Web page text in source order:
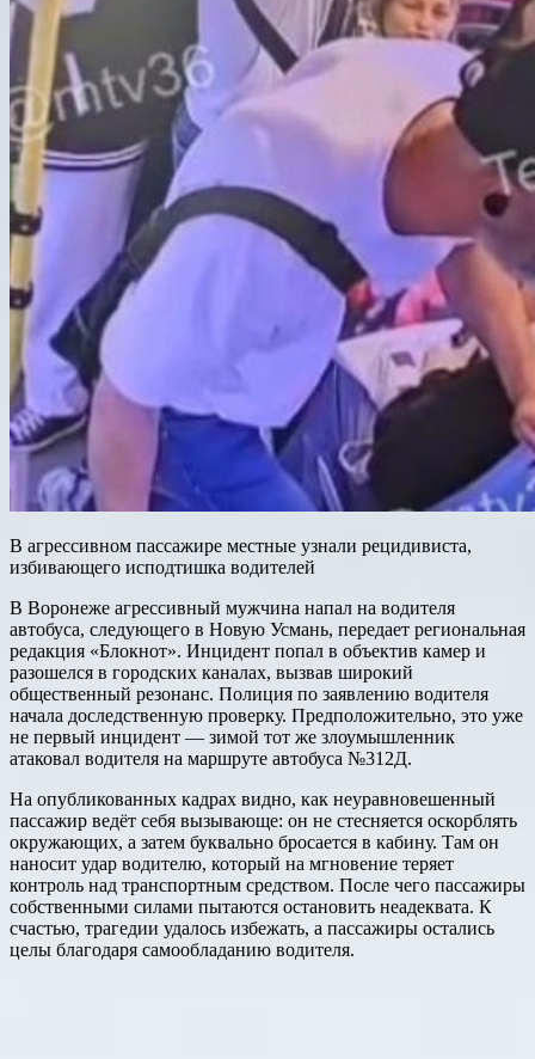
В агрессивном пассажире местные узнали рецидивиста,
избивающего исподтишка водителей
В Воронеже агрессивный мужчина напал на водителя
автобуса, следующего в Новую Усмань, передает региональная
редакция «Блокнот». Инцидент попал в объектив камер и
разошелся в городских каналах, вызвав широкий
общественный резонанс. Полиция по заявлению водителя
начала доследственную проверку. Предположительно, это уже
не первый инцидент — зимой тот же злоумышленник
атаковал водителя на маршруте автобуса №312Д.
На опубликованных кадрах видно, как неуравновешенный
пассажир ведёт себя вызывающе: он не стесняется оскорблять
окружающих, а затем буквально бросается в кабину. Там он
наносит удар водителю, который на мгновение теряет
контроль над транспортным средством. После чего пассажиры
собственными силами пытаются остановить неадеквата. К
счастью, трагедии удалось избежать, а пассажиры остались
целы благодаря самообладанию водителя.